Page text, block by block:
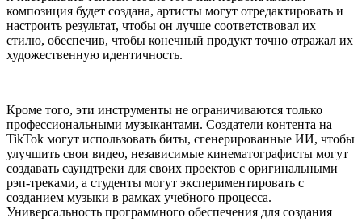
композиция будет создана, артисты могут отредактировать и
настроить результат, чтобы он лучше соответствовал их
стилю, обеспечив, чтобы конечный продукт точно отражал их
художественную идентичность.
Кроме того, эти инструменты не ограничиваются только
профессиональными музыкантами. Создатели контента на
TikTok могут использовать биты, сгенерированные ИИ, чтобы
улучшить свои видео, независимые кинематографисты могут
создавать саундтреки для своих проектов с оригинальными
рэп-треками, а студенты могут экспериментировать с
созданием музыки в рамках учебного процесса.
Универсальность программного обеспечения для создания